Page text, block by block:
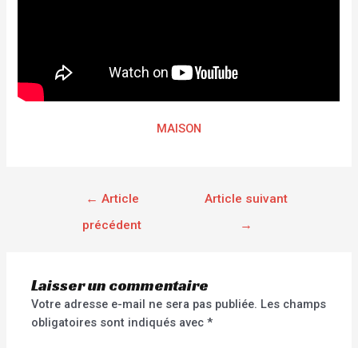
MAISON
← Article
précédent
Article suivant
→
Laisser un commentaire
Votre adresse e-mail ne sera pas publiée. Les champs
obligatoires sont indiqués avec*